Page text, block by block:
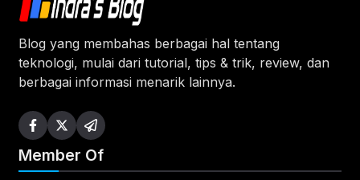
Blog yang membahas berbagai hal tentang
teknologi, mulai dari tutorial, tips & trik, review, dan
berbagai informasi menarik lainnya.
Member Of